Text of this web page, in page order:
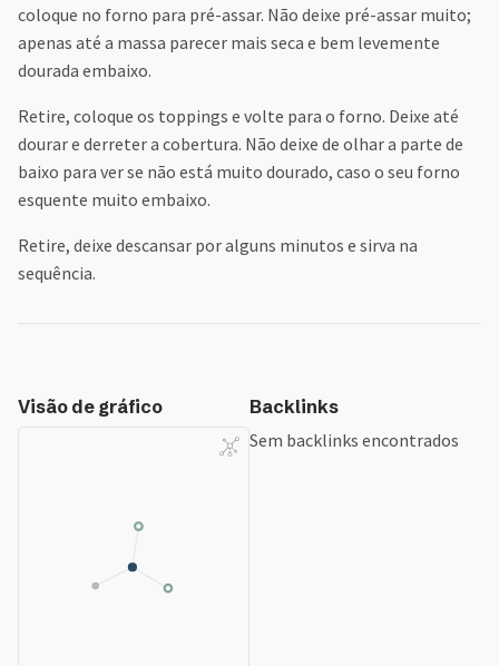
coloque no forno para pré-assar. Não deixe pré-assar muito;
apenas até a massa parecer mais seca e bem levemente
dourada embaixo.
Retire, coloque os toppings e volte para o forno. Deixe até
dourar e derreter a cobertura. Não deixe de olhar a parte de
baixo para ver se não está muito dourado, caso o seu forno
esquente muito embaixo.
Retire, deixe descansar por alguns minutos e sirva na
sequência.
Visão de gráfico
Backlinks
Sem backlinks encontrados